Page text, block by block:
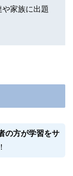
家族に出題
の方が学習をサ